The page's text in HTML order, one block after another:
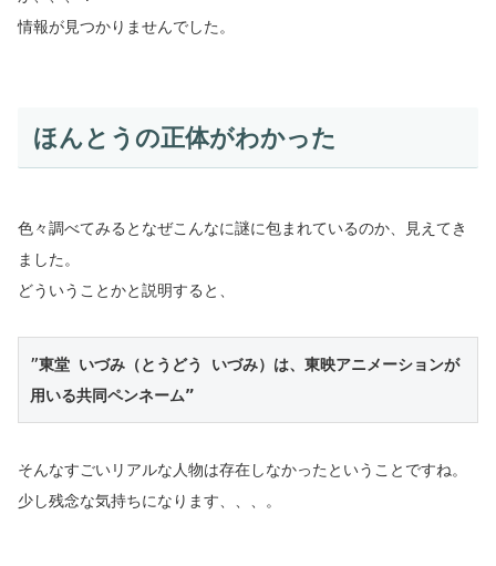
情報が見つかりませんでした。
ほんとうの正体がわかった
色々調べてみるとなぜこんなに謎に包まれているのか、見えてき
ました。
どういうことかと説明すると、
”東堂 いづみ（とうどう いづみ）は、東映アニメーションが
用いる共同ペンネーム”
そんなすごいリアルな人物は存在しなかったということですね。
少し残念な気持ちになります、、、。